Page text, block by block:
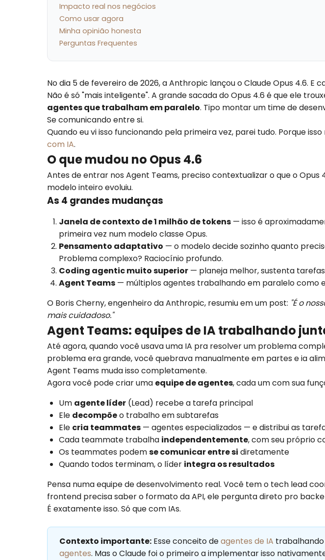
Impacto real nos negócios
Como usar agora
Minha opinião honesta
Perguntas Frequentes
No dia 5 de fevereiro de 2026, a Anthropic lançou o Claude Opus 4.6. E
Não é só "mais inteligente". A grande sacada do Opus 4.6 é que ele
agentes que trabalham em paralelo. Tipo montar um time de
Se comunicando entre si.
Quando eu vi isso funcionando pela primeira vez, parei tudo. Porque
com IA.
O que mudou no Opus 4.6
Antes de entrar nos Agent Teams, preciso contextualizar o que o
modelo inteiro evoluiu.
As 4 grandes mudanças
Janela de contexto de 1 milhão de tokens — isso é
primeira vez num modelo classe Opus.
Pensamento adaptativo — o modelo decide sozinho quanto
Problema complexo? Raciocínio profundo.
Coding agentic muito superior — planeja melhor, sustenta
Agent Teams — múltiplos agentes trabalhando em paralelo como
O Boris Cherny, engenheiro da Anthropic, resumiu em um post: "É o
mais cuidadoso."
Agent Teams: equipes de IA trabalhando
Até agora, quando você usava uma IA pra resolver um problema
problema era grande, você quebrava manualmente em partes e ia
Agent Teams muda isso completamente.
Agora você pode criar uma equipe de agentes, cada um com sua
Um agente líder (Lead) recebe a tarefa principal
Ele decompõeo trabalho em subtarefas
Ele cria teammates — agentes especializados — e distribui as
Cada teammate trabalha independentemente, com seu próprio
Os teammates podemse comunicar entre si diretamente
Quando todos terminam, o líder integra os resultados
Pensa numa equipe de desenvolvimento real. Você tem o tech lead
frontend precisa saber o formato da API, ele pergunta direto pro
É exatamente isso. Só que com IAs.
Contexto importante: Esse conceito deagentes de IA trabalhando
agentes. Mas o Claude foi o primeiro a implementar isso